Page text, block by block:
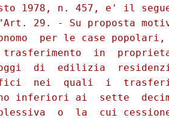
1978, n. 457, e' il
29. - Su proposta
per le case
in
di  edilizia
nei  quali  i
inferiori ai  sette
o  la  cui